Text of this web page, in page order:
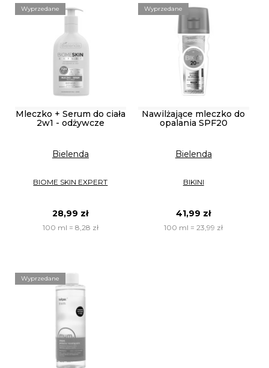
Wyprzedane
Mleczko + Serum do ciała
2w1 - odżywcze
Bielenda
BIOME SKIN EXPERT
28,99 zł
100 ml = 8,28 zł
Wyprzedane
Nawilżające mleczko do
opalania SPF20
Bielenda
BIKINI
41,99 zł
100 ml = 23,99 zł
Wyprzedane